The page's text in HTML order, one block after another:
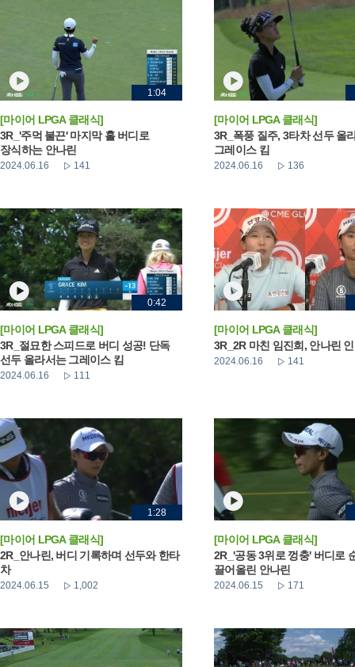
1:04
[마이어 LPGA 클래식]
3R_'주먹 불끈' 마지막 홀 버디로
장식하는 안나린
2024.06.16 141
[마이어 LPGA 클래식]
3R_폭풍 질주, 3타차 선두 올
그레이스 킴
2024.06.16 136
0:42
[마이어 LPGA 클래식]
3R_절묘한 스피드로 버디 성공! 단독
선두 올라서는 그레이스 킴
2024.06.16 111
[마이어 LPGA 클래식]
3R_2R 마친 임진희, 안나린
2024.06.16 141
1:28
[마이어 LPGA 클래식]
2R_안나린, 버디 기록하며 선두와 한타
차
2024.06.15 1,002
[마이어 LPGA 클래식]
2R_'공동 3위로 껑충' 버디로
끌어올린 안나린
2024.06.15 171